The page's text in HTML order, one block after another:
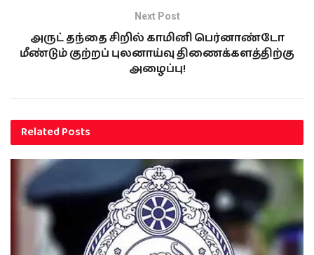
Next Post
அருட் தந்தை சிறில் காமினி பெர்னாண்டோ
மீண்டும் குற்றப் புலனாய்வு திணைக்களத்திற்கு
அழைப்பு!
RelatedPosts